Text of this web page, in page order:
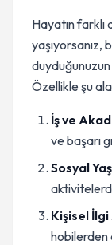
Hayatın farklı
yaşıyorsanız,
Özellikle şu
İş ve
ve başarı
Sosyal
Kişisel İlgi
hobilerden